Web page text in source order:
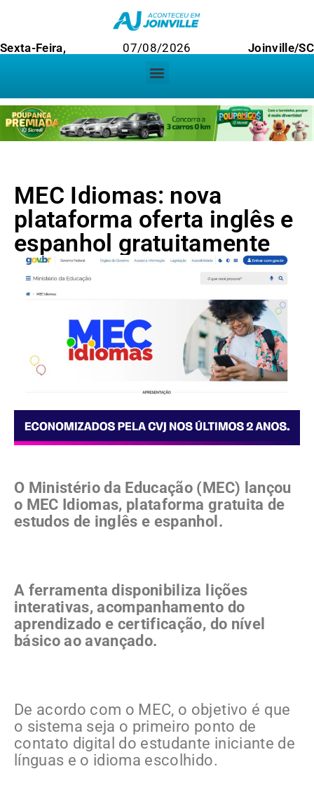
Sexta-Feira, 07/08/2026 Joinville/SC
MEC Idiomas: nova
plataforma oferta inglês e
espanhol gratuitamente
O Ministério da Educação (MEC) lançou
o MEC Idiomas, plataforma gratuita de
estudos de inglês e espanhol.
A ferramenta disponibiliza lições
interativas, acompanhamento do
aprendizado e certificação, do nível
básico ao avançado.
De acordo com o MEC, o objetivo é que
o sistema seja o primeiro ponto de
contato digital do estudante iniciante de
línguas e o idioma escolhido.